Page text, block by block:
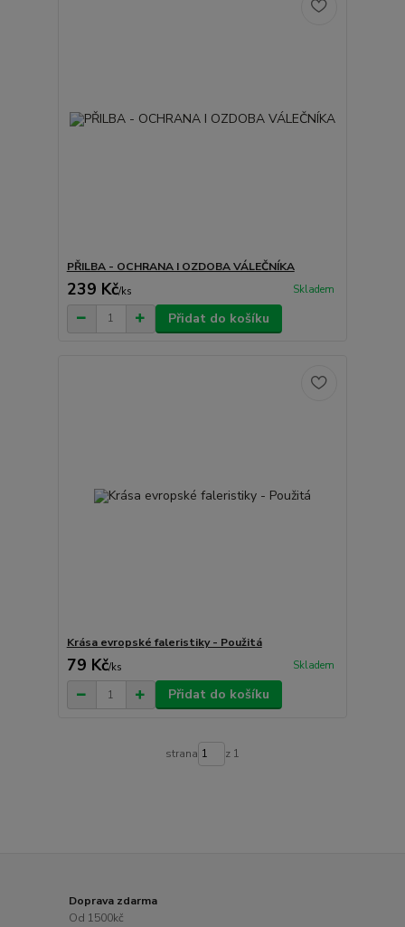
PŘILBA - OCHRANA I OZDOBA VÁLEČNÍKA
239 Kč/ks Skladem
Přidat do košíku
Krása evropské faleristiky - Použitá
79 Kč/ks Skladem
Přidat do košíku
strana z 1
Doprava zdarma
Od 1500kč